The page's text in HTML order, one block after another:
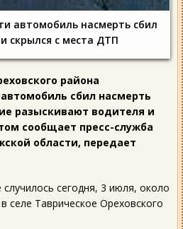
автомобиль насмерть сбил
скрылся с места ДТП
района
сбил насмерть
разыскивают водителя и
сообщает пресс-служба
области, передает
сегодня, 3 июля, около
селе Таврическое Ореховского